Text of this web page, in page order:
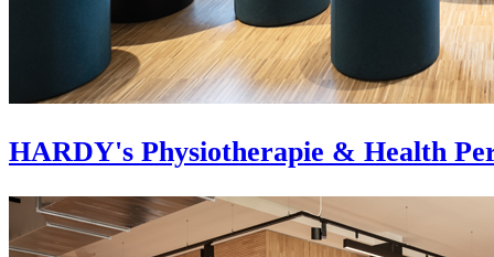
HARDY's Physiotherapie & Health